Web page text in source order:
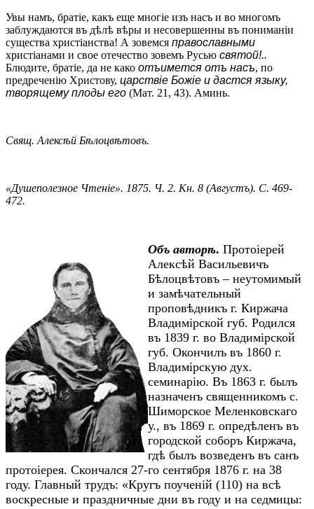
Увы намъ, братіе, какъ еще многіе изъ насъ и во многомъ
заблуждаются въ дѣлѣ вѣры и несовершенны въ пониманіи
существа христіанства! А зовемся православными
христіанами и свое отечество зовемъ Русью святой!..
Блюдите, братіе, да не како отъимется отъ насъ, по
предреченію Христову, царствіе Божіе и дастся языку,
творящему плоды его (Мат. 21, 43). Аминь.
Свящ. Алексѣй Бѣлоцвѣтовъ.
«Душеполезное Чтеніе». 1875. Ч. 2. Кн. 8 (Августъ). С. 469-
472.
Объ авторѣ. Протоіерей
Алексѣй Васильевичъ
Бѣлоцвѣтовъ – неутомимый
и замѣчательный
проповѣдникъ г. Киржача
Владимірской губ. Родился
въ 1839 г. во Владимірской
губ. Окончилъ въ 1860 г.
Владимірскую дух.
семинарію. Въ 1863 г. былъ
назначенъ священникомъ с.
Шиморское Меленковскаго
у., въ 1869 г. опредѣленъ въ
городской соборъ Киржача,
гдѣ былъ возведенъ въ санъ
протоіерея. Скончался 27-го сентября 1876 г. на 38
году. Главный трудъ: «Кругъ поученій (110) на всѣ
воскресные и праздничные дни въ году и на седмицы: